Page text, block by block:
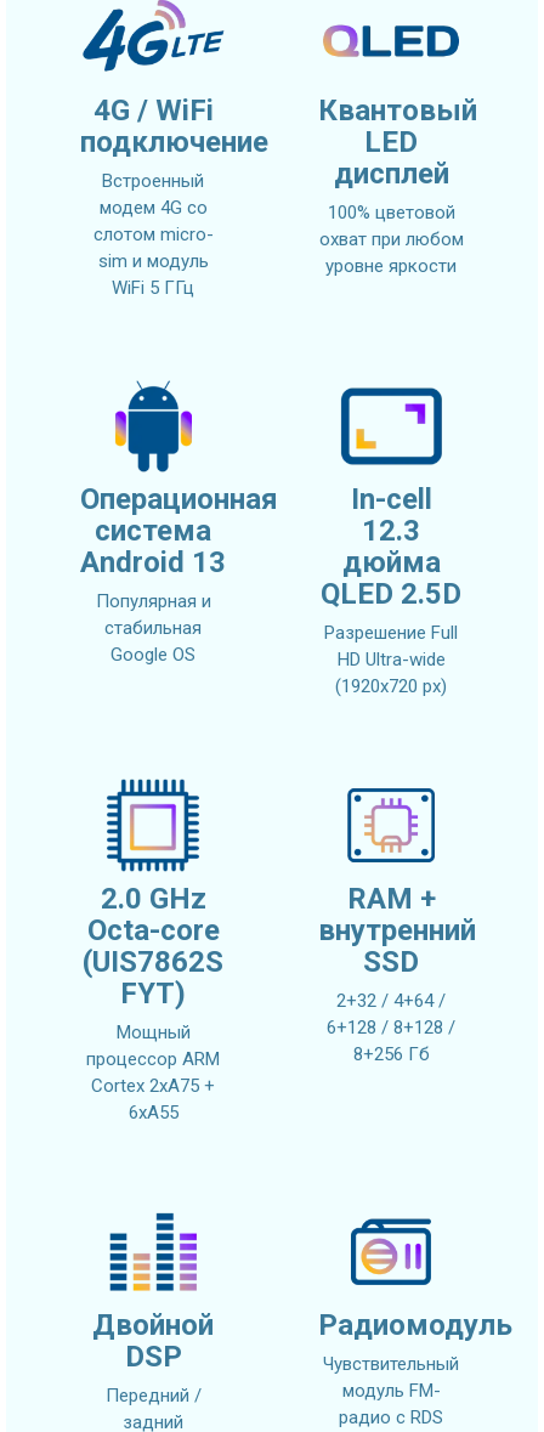
4G / WiFi
подключение
Встроенный
модем 4G со
слотом micro-
sim и модуль
WiFi 5 ГГц
Квантовый
LED
дисплей
100% цветовой
охват при любом
уровне яркости
Операционная
система
Android 13
Популярная и
стабильная
Google OS
In-cell
12.3
дюйма
QLED 2.5D
Разрешение Full
HD Ultra-wide
(1920x720 px)
2.0 GHz
Octa-core
(UIS7862S
FYT)
Мощный
процессор ARM
Cortex 2xA75 +
6xA55
RAM +
внутренний
SSD
2+32 / 4+64 /
6+128 / 8+128 /
8+256 Гб
Двойной
DSP
Передний /
задний
Радиомодуль
Чувствительный
модуль FM-
радио с RDS